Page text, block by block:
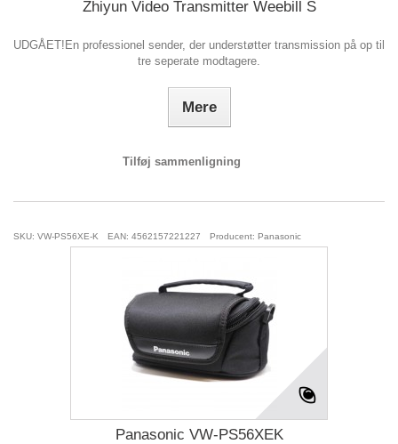
Zhiyun Video Transmitter Weebill S
UDGÅET!En professionel sender, der understøtter transmission på op til
tre seperate modtagere.
Mere
Tilføj sammenligning
SKU: VW-PS56XE-K EAN: 4562157221227 Producent: Panasonic
Panasonic VW-PS56XEK